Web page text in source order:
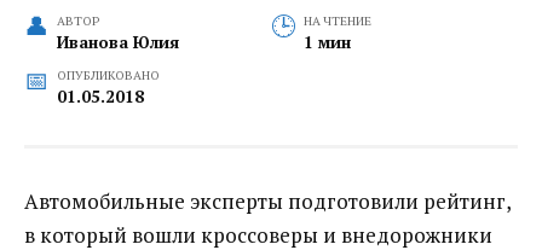
АВТОР
Иванова Юлия
НА ЧТЕНИЕ
1 мин
ОПУБЛИКОВАНО
01.05.2018
Автомобильные эксперты подготовили рейтинг,
в который вошли кроссоверы и внедорожники